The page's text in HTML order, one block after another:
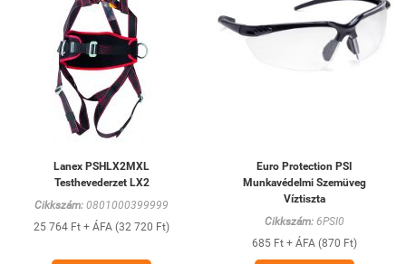
Lanex PSHLX2MXL
Testhevederzet LX2
Cikkszám: 0801000399999
25 764 Ft + ÁFA (32 720 Ft)
Euro Protection PSI
Munkavédelmi Szemüveg
Víztiszta
Cikkszám: 6PSI0
685 Ft + ÁFA (870 Ft)